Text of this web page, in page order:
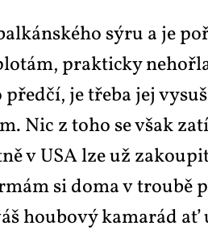
sý­ru a je
prak­tic­ky
je tře­ba jej
Nic z to­ho se však
v USA lze už
si do­ma v
hou­bo­vý ka­ma­rád